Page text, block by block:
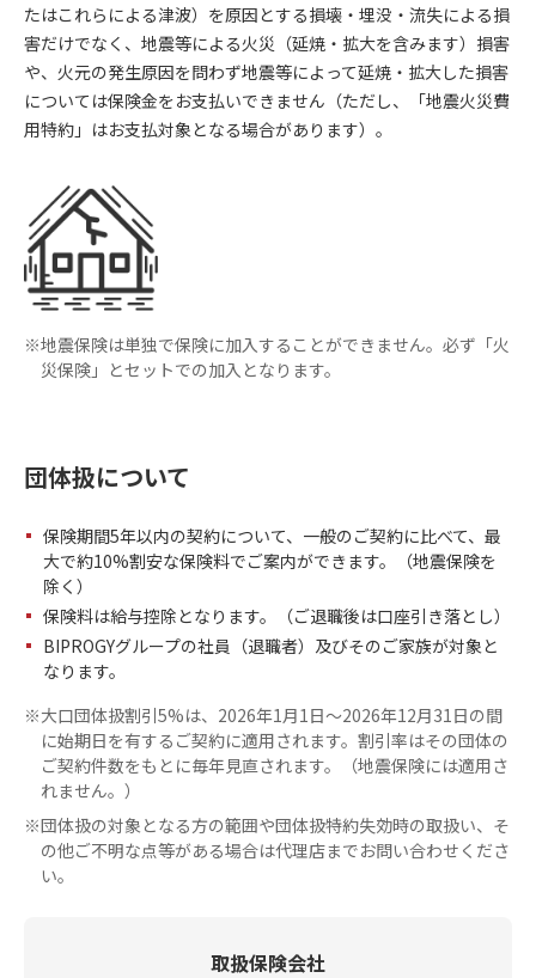
たはこれらによる津波）を原因とする損壊・埋没・流失による損
害だけでなく、地震等による火災（延焼・拡大を含みます）損害
や、火元の発生原因を問わず地震等によって延焼・拡大した損害
については保険金をお支払いできません（ただし、「地震火災費
用特約」はお支払対象となる場合があります）。
※地震保険は単独で保険に加入することができません。必ず「火
災保険」とセットでの加入となります。
団体扱について
保険期間5年以内の契約について、一般のご契約に比べて、最
大で約10%割安な保険料でご案内ができます。（地震保険を
除く）
保険料は給与控除となります。（ご退職後は口座引き落とし）
BIPROGYグループの社員（退職者）及びそのご家族が対象と
なります。
※大口団体扱割引5%は、2026年1月1日～2026年12月31日の間
に始期日を有するご契約に適用されます。割引率はその団体の
ご契約件数をもとに毎年見直されます。（地震保険には適用さ
れません。）
※団体扱の対象となる方の範囲や団体扱特約失効時の取扱い、そ
の他ご不明な点等がある場合は代理店までお問い合わせくださ
い。
取扱保険会社